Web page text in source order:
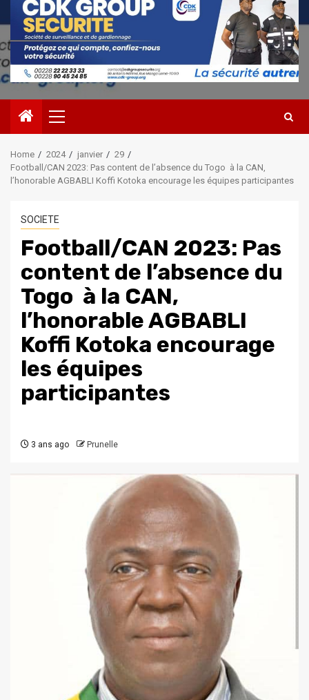
Primary
Menu
Home 2024 janvier
29
Football/CAN 2023: Pas content de l’absence du Togo à la CAN,
l’honorable AGBABLI Koffi Kotoka encourage les équipes participantes
SOCIETE
Football/CAN 2023: Pas
content de l’absence du
Togo à la CAN,
l’honorable AGBABLI
Koffi Kotoka encourage
les équipes
participantes
3 ans ago Prunelle